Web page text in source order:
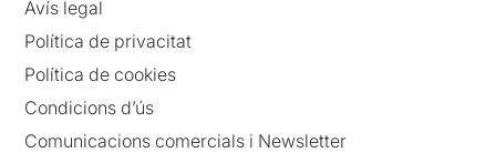
Avís legal
Política de privacitat
Política de cookies
Condicions d’ús
Comunicacions comercials i Newsletter